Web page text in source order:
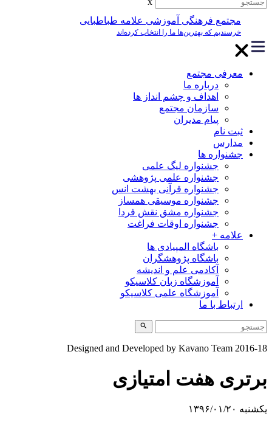
مجتمع فرهنگی آموزشی علامه طباطبایی
خرسندیم که بهترین‌ها ما را انتخاب کرده‌اند
معرفی مجتمع
درباره ما
اهداف و چشم انداز ها
سازمان مجتمع
پیام مدیران
ثبت نام
مدارس
جشنواره ها
جشنواره لیگ علمی
جشنواره علمی پژوهشی
جشنواره قرآنی بهشت انس
جشنواره موسیقی همساز
جشنواره مشق نقش فردا
جشنواره اوقات فراغت
علامه +
باشگاه المپیادی ها
باشگاه پژوهشگران
آکادمی علم و اندیشه
آموزشگاه زبان کلاسیکو
آموزشگاه علمی کلاسیکو
ارتباط با ما
Designed and Developed by Kavano Team
هفت امتیازی
۰۱/۲۰